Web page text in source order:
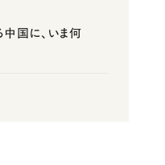
中国に、いま何